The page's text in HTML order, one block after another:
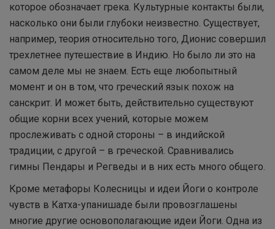
которое обозначает грека. Культурные контакты были,
насколько они были глубоки неизвестно. Существует,
например, теория относительно того, Дионис совершил
трехлетнее путешествие в Индию. Но было ли это на
самом деле мы не знаем. Есть еще любопытный
момент и он в том, что греческий язык похож на
санскрит. И может быть, действительно существуют
общие корни всех учений, которые можем
прослеживать с одной стороны – в индийской
традиции, с другой – в греческой. Сравнивались
гимны Пендары и Регведы и в них есть много общего.
Кроме метафоры Колесницы и идеи Йоги о контроле
чувств в Катха-упанишаде были провозглашены
многие другие основополагающие идеи Йоги. Одна из